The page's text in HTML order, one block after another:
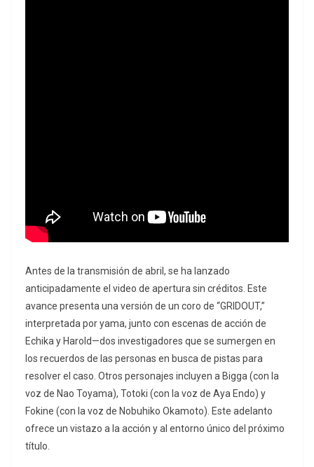
Antes de la transmisión de abril, se ha lanzado
anticipadamente el video de apertura sin créditos. Este
avance presenta una versión de un coro de “GRIDOUT,”
interpretada por yama, junto con escenas de acción de
Echika y Harold—dos investigadores que se sumergen en
los recuerdos de las personas en busca de pistas para
resolver el caso. Otros personajes incluyen a Bigga (con la
voz de Nao Toyama), Totoki (con la voz de Aya Endo) y
Fokine (con la voz de Nobuhiko Okamoto). Este adelanto
ofrece un vistazo a la acción y al entorno único del próximo
título.